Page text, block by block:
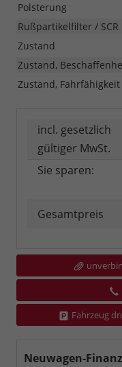
Polsterung
Rußpartikelfilter / SCR
Zustand
Zustand,
Zustand, Fahrfähigkeit
incl. gesetzlich
gültiger MwSt.
Sie sparen:
Gesamtpreis
Fahrzeug
Neuwagen-